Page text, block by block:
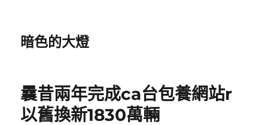
暗色的大燈
曩昔兩年完成ca台包養網站r
以舊換新1830萬輛